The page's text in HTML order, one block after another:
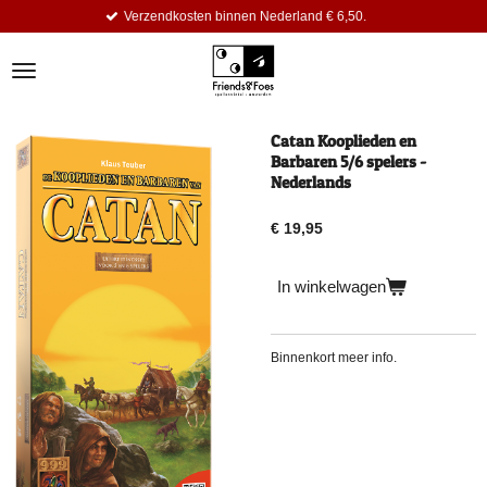
de
binnen Nederland € 6,50.
Catan Kooplieden en
Barbaren 5/6 spelers -
Nederlands
€ 19,95
In winkelwagen
Binnenkort meer info.